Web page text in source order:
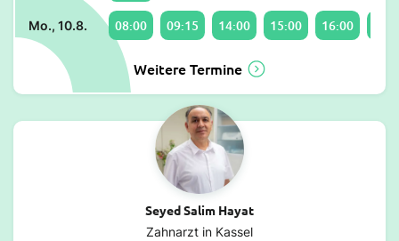
Mo., 10.8. 08:00 09:15 14:00 15:00 16:00
Weitere Termine
Seyed Salim Hayat
Zahnarzt in Kassel